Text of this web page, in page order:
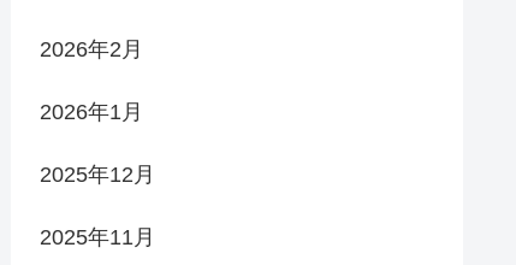
2026年2月
2026年1月
2025年12月
2025年11月